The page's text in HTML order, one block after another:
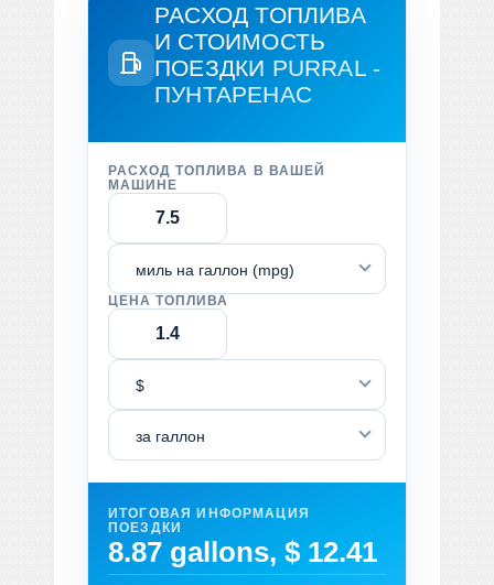
РАСХОД ТОПЛИВА
И СТОИМОСТЬ
ПОЕЗДКИ PURRAL -
ПУНТАРЕНАС
РАСХОД ТОПЛИВА В ВАШЕЙ
МАШИНЕ
миль на галлон (mpg)
ЦЕНА ТОПЛИВА
$
за галлон
ИТОГОВАЯ ИНФОРМАЦИЯ
ПОЕЗДКИ
8.87 gallons, $ 12.41